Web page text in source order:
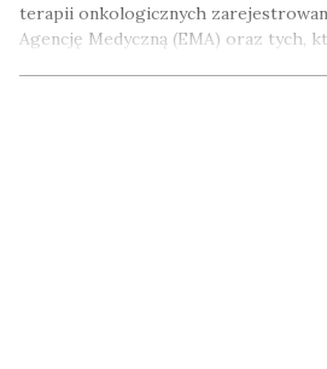
terapii onkologicznych
Agencję Medyczną (EMA) oraz tych,